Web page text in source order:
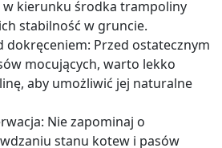
kierunku środka trampoliny
stabilność w gruncie.
dokręceniem: Przed ostatecznym
mocujących, warto lekko
aby umożliwić jej naturalne
Nie zapominaj o
stanu kotew i pasów